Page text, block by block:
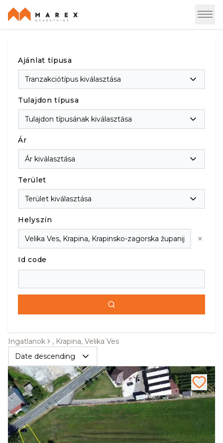
Ajánlat típusa
Tranzakciótípus kiválasztása
Tulajdon típusa
Tulajdon típusának kiválasztása
Ár
Ár kiválasztása
Terület
Terület kiválasztása
Helyszín
Id code
Ingatlanok
, Krapina, Velika Ves
Date descending